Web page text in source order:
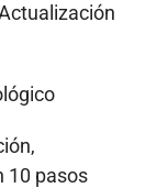
10 pasos